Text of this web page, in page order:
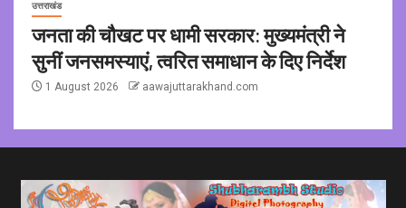
उत्तराखंड
जनता की चौखट पर धामी सरकार: मुख्यमंत्री ने
सुनीं जनसमस्याएं, त्वरित समाधान के दिए निर्देश
1 August 2026 aawajuttarakhand.com